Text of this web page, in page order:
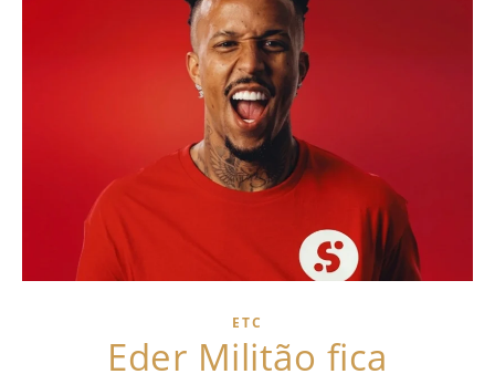
ETC
Eder Militão fica